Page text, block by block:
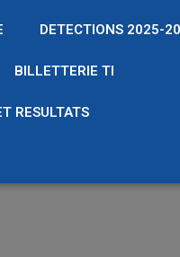
DETECTIONS 2025-
BILLETTERIE TI
RESULTATS